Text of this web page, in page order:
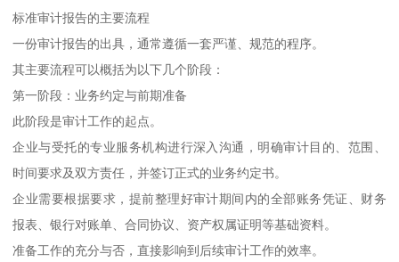
标准审计报告的主要流程
一份审计报告的出具，通常遵循一套严谨、规范的程序。
其主要流程可以概括为以下几个阶段：
第一阶段：业务约定与前期准备
此阶段是审计工作的起点。
企业与受托的专业服务机构进行深入沟通，明确审计目的、范围、
时间要求及双方责任，并签订正式的业务约定书。
企业需要根据要求，提前整理好审计期间内的全部账务凭证、财务
报表、银行对账单、合同协议、资产权属证明等基础资料。
准备工作的充分与否，直接影响到后续审计工作的效率。